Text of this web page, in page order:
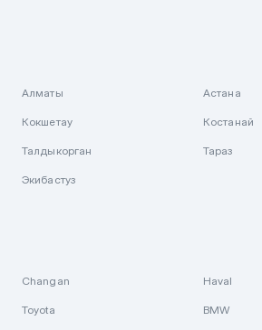
Алматы Астана
Кокшетау Костанай
Талдыкорган Тараз
Экибастуз
Changan Haval
Toyota BMW